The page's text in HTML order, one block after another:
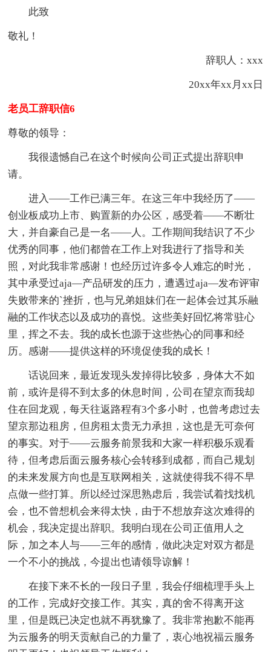
此致
敬礼！
辞职人：xxx
20xx年xx月xx日
老员工辞职信6
尊敬的领导：
我很遗憾自己在这个时候向公司正式提出辞职申
请。
进入——工作已满三年。在这三年中我经历了——
创业板成功上市、购置新的办公区，感受着——不断壮
大，并自豪自己是一名——人。工作期间我结识了不少
优秀的同事，他们都曾在工作上对我进行了指导和关
照，对此我非常感谢！也经历过许多令人难忘的时光，
其中承受过aja—产品研发的压力，遭遇过aja—发布评审
失败带来的`挫折，也与兄弟姐妹们在一起体会过其乐融
融的工作状态以及成功的喜悦。这些美好回忆将常驻心
里，挥之不去。我的成长也源于这些热心的同事和经
历。感谢——提供这样的环境促使我的成长！
话说回来，最近发现头发掉得比较多，身体大不如
前，或许是得不到太多的休息时间，公司在望京而我却
住在回龙观，每天往返路程有3个多小时，也曾考虑过去
望京那边租房，但房租太贵无力承担，这也是无可奈何
的事实。对于——云服务前景我和大家一样积极乐观看
待，但考虑后面云服务核心会转移到成都，而自己规划
的未来发展方向也是互联网相关，这就使得我不得不早
点做一些打算。所以经过深思熟虑后，我尝试着找找机
会，也不曾想机会来得太快，由于不想放弃这次难得的
机会，我决定提出辞职。我明白现在公司正值用人之
际，加之本人与——三年的感情，做此决定对双方都是
一个不小的挑战，今提出也请领导谅解！
在接下来不长的一段日子里，我会仔细梳理手头上
的工作，完成好交接工作。其实，真的舍不得离开这
里，但是既已决定也就不再犹豫了。我非常抱歉不能再
为云服务的明天贡献自己的力量了，衷心地祝福云服务